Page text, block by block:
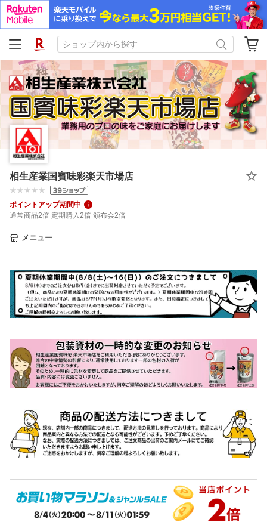
相生産業国賓味彩楽天市場店
ポイントアップ期間中
通常商品2倍 定期購入2倍 頒布会2倍
メニュー